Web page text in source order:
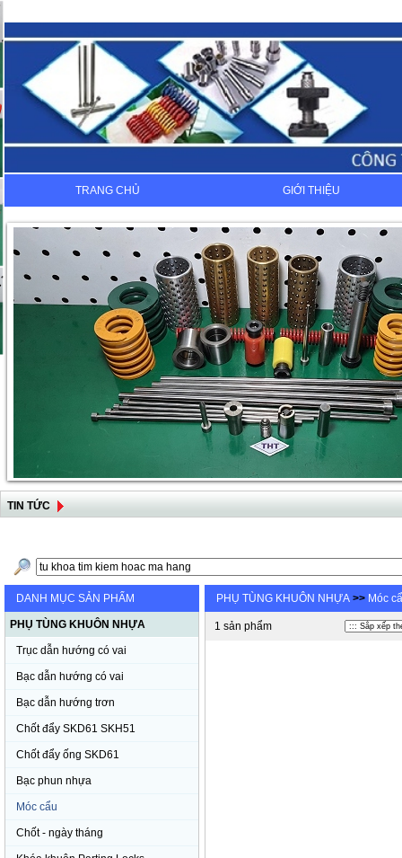
TRANG CHỦ GIỚI THIỆU
TIN TỨC
DANH MỤC SẢN PHẨM
PHỤ TÙNG KHUÔN NHỰA
Trục dẫn hướng có vai
Bạc dẫn hướng có vai
Bạc dẫn hướng trơn
Chốt đẩy SKD61 SKH51
Chốt đẩy ống SKD61
Bạc phun nhựa
Móc cẩu
Chốt - ngày tháng
PHỤ TÙNG KHUÔN NHỰA >> Móc
1 sản phẩm